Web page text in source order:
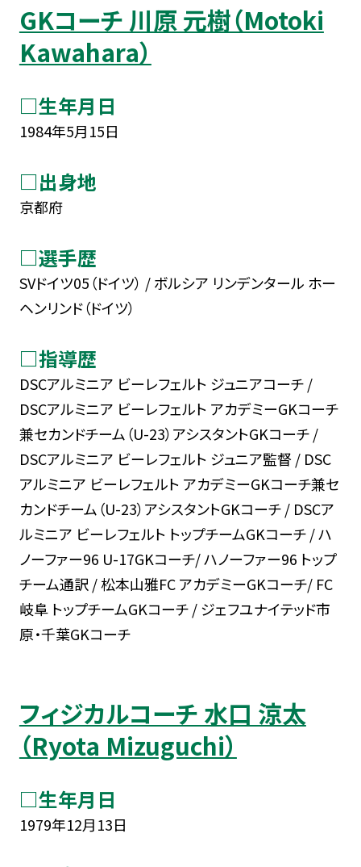
GKコーチ 川原 元樹（Motoki
Kawahara）
□生年月日
1984年5月15日
□出身地
京都府
□選手歴
SVドイツ05（ドイツ） / ボルシア リンデンタール ホー
ヘンリンド（ドイツ）
□指導歴
DSCアルミニア ビーレフェルト ジュニアコーチ /
DSCアルミニア ビーレフェルト アカデミーGKコーチ
兼セカンドチーム（U-23）アシスタントGKコーチ /
DSCアルミニア ビーレフェルト ジュニア監督 / DSC
アルミニア ビーレフェルト アカデミーGKコーチ兼セ
カンドチーム（U-23）アシスタントGKコーチ / DSCア
ルミニア ビーレフェルト トップチームGKコーチ / ハ
ノーファー96 U-17GKコーチ/ ハノーファー96 トップ
チーム通訳 / 松本山雅FC アカデミーGKコーチ/ FC
岐阜 トップチームGKコーチ / ジェフユナイテッド市
原・千葉GKコーチ
フィジカルコーチ 水口 涼太
（Ryota Mizuguchi）
□生年月日
1979年12月13日